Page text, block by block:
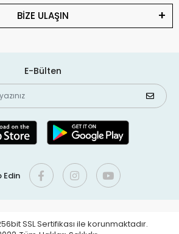
BİZE ULAŞIN
E-Bülten
Edin
SSL Sertifikası ile korunmaktadır.